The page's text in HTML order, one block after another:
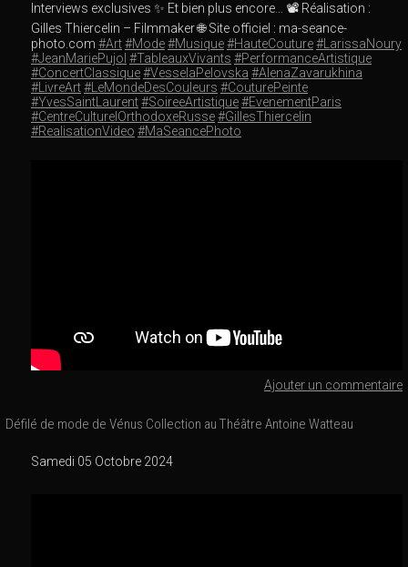
Interviews exclusives ✨ Et bien plus encore… 📽 Réalisation :
Gilles Thiercelin – Filmmaker 🌐 Site officiel : ma-seance-
photo.com #Art#Mode#Musique#HauteCouture#LarissaNoury
#JeanMariePujol #TableauxVivants #PerformanceArtistique
#ConcertClassique#VesselaPelovska #AlenaZavarukhina
#LivreArt#LeMondeDesCouleurs #CouturePeinte
#YvesSaintLaurent#SoireeArtistique#EvenementParis
#CentreCulturelOrthodoxeRusse#GillesThiercelin
#RealisationVideo #MaSeancePhoto
Ajouter un commentaire
Défilé de mode de Vénus Collection au Théâtre Antoine Watteau
Samedi 05 Octobre 2024